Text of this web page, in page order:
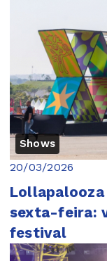
Shows
20/03/2026
sexta-feira:
festival